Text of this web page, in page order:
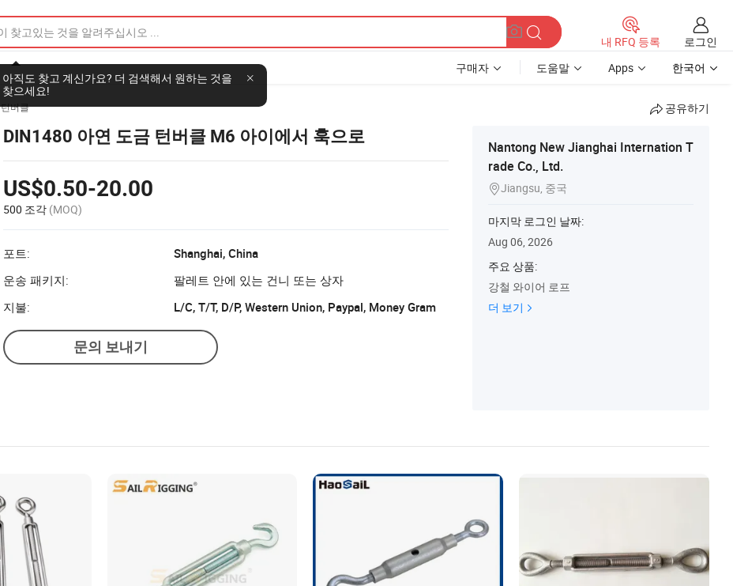
아직도 찾고 계신가요? 더 검색해서 원하는 것을
찾으세요!
내 RFQ 등록
로그인
구매자 도움말 Apps 한국어
턴버클 공유하기
DIN1480 아연 도금 턴버클 M6 아이에서 훅으로
US$0.50-20.00
500 조각 (MOQ)
포트:
Shanghai, China
운송 패키지:
팔레트 안에 있는 건니 또는 상자
지불:
L/C, T/T, D/P, Western Union, Paypal, Money Gram
문의 보내기
Nantong New Jianghai Internation T
rade Co., Ltd.
Jiangsu, 중국
마지막 로그인 날짜:
Aug 06, 2026
주요 상품:
강철 와이어 로프
더 보기